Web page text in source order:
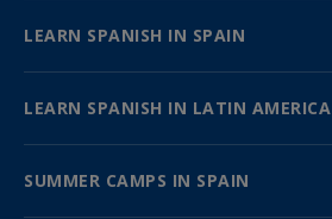
LEARN SPANISH IN SPAIN
LEARN SPANISH IN LATIN AMERICA
SUMMER CAMPS IN SPAIN